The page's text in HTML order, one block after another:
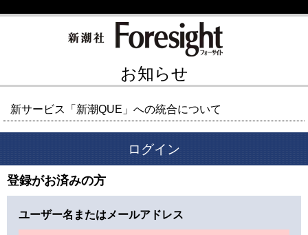
お知らせ
新サービス「新潮QUE」への統合について
ログイン
登録がお済みの方
ユーザー名またはメールアドレス